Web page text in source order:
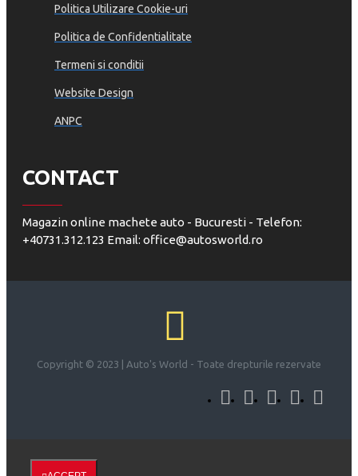
Politica Utilizare Cookie-uri
Politica de Confidentialitate
Termeni si conditii
Website Design
ANPC
CONTACT
Magazin online machete auto - Bucuresti - Telefon:
+40731.312.123 Email: office@autosworld.ro
Copyright © 2023 | Auto's World - Toate drepturile rezervate